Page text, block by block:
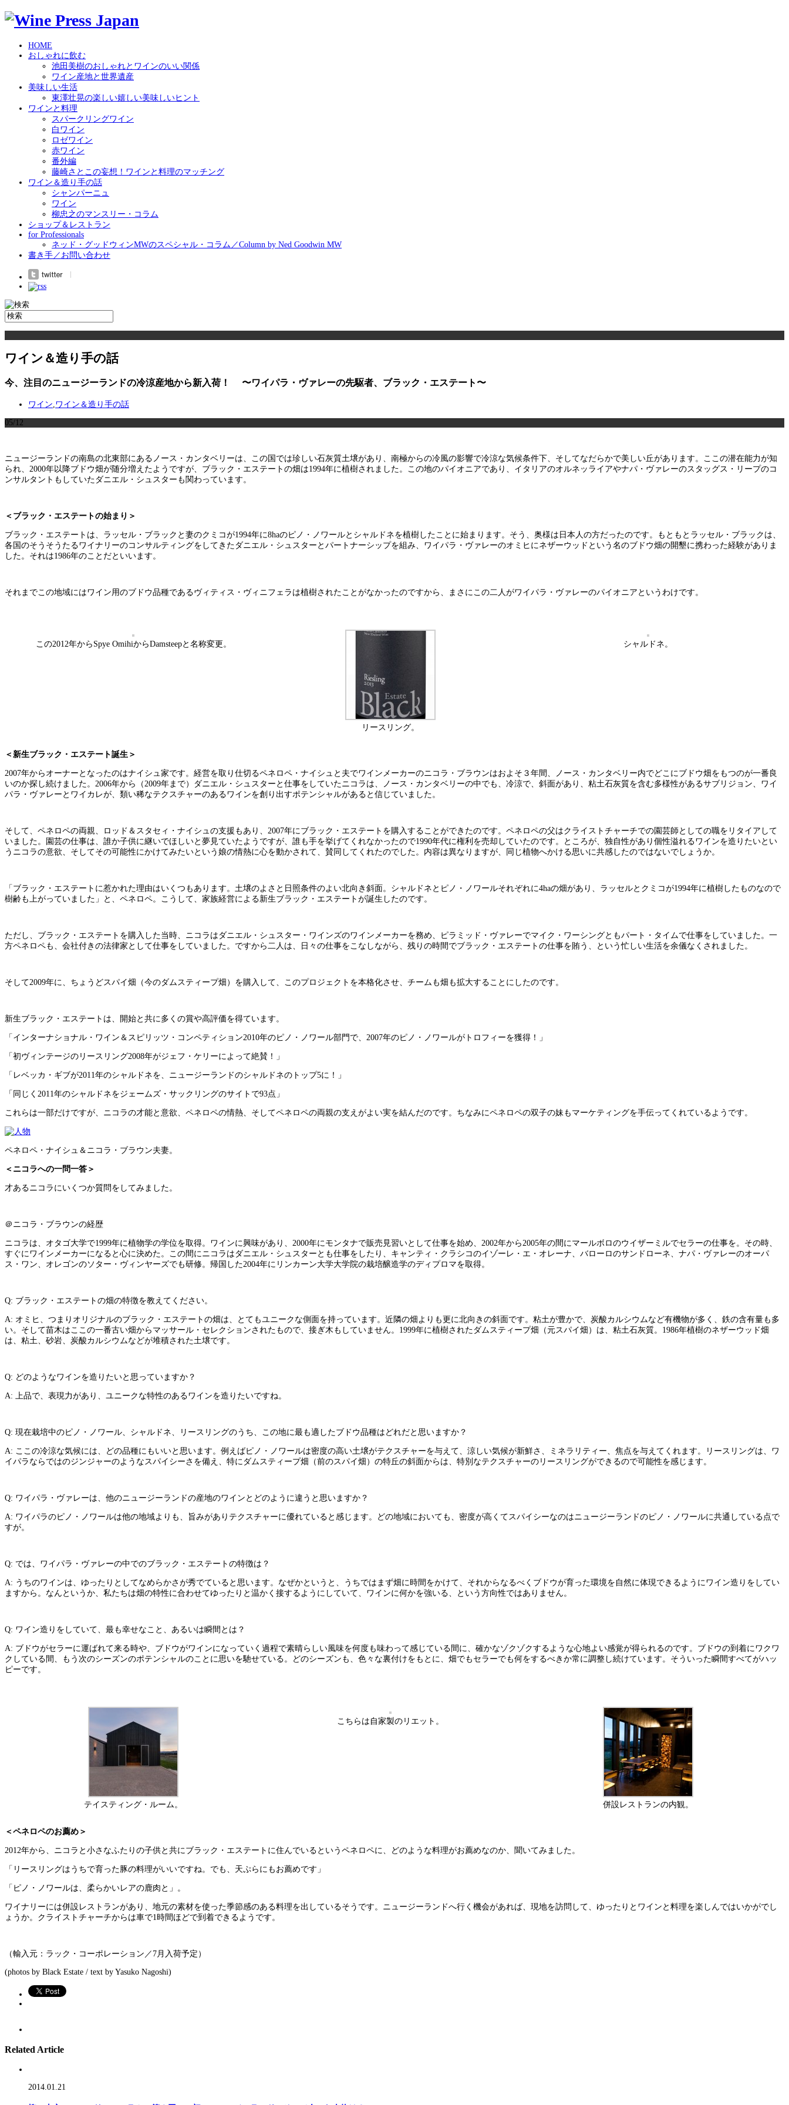
HOME
おしゃれに飲む
池田美樹のおしゃれとワインのいい関係
ワイン産地と世界遺産
美味しい生活
東澤壮晃の楽しい嬉しい美味しいヒント
ワインと料理
スパークリングワイン
白ワイン
ロゼワイン
赤ワイン
番外編
藤崎さとこの妄想！ワインと料理のマッチング
ワイン＆造り手の話
シャンパーニュ
ワイン
柳忠之のマンスリー・コラム
ショップ＆レストラン
for Professionals
ネッド・グッドウィンMWのスペシャル・コラム／Column by Ned Goodwin MW
書き手／お問い合わせ
ワイン＆造り手の話
今、注目のニュージーランドの冷涼産地から新入荷！ 〜ワイパラ・ヴァレーの先駆者、ブラック・エステート〜
ワイン ワイン＆造り手の話
05/12
ニュージーランドの南島の北東部にあるノース・カンタベリーは、この国では珍しい石灰質土壌があり、南極からの冷風の影響で冷涼な気候条件下、そしてなだらかで美しい丘があります。ここの潜在能力が知
られ、2000年以降ブドウ畑が随分増えたようですが、ブラック・エステートの畑は1994年に植樹されました。この地のパイオニアであり、イタリアのオルネッライアやナパ・ヴァレーのスタッグス・リープのコ
ンサルタントもしていたダニエル・シュスターも関わっています。
＜ブラック・エステートの始まり＞
ブラック・エステートは、ラッセル・ブラックと妻のクミコが1994年に8haのピノ・ノワールとシャルドネを植樹したことに始まります。そう、奥様は日本人の方だったのです。もともとラッセル・ブラックは、
各国のそうそうたるワイナリーのコンサルティングをしてきたダニエル・シュスターとパートナーシップを組み、ワイパラ・ヴァレーのオミヒにネザーウッドという名のブドウ畑の開墾に携わった経験がありま
した。それは1986年のことだといいます。
それまでこの地域にはワイン用のブドウ品種であるヴィティス・ヴィニフェラは植樹されたことがなかったのですから、まさにこの二人がワイパラ・ヴァレーのパイオニアというわけです。
この2012年からSpye OmihiからDamsteepと名称変更。
リースリング。
シャルドネ。
＜新生ブラック・エステート誕生＞
2007年からオーナーとなったのはナイシュ家です。経営を取り仕切るペネロペ・ナイシュと夫でワインメーカーのニコラ・ブラウンはおよそ３年間、ノース・カンタベリー内でどこにブドウ畑をもつのが一番良
いのか探し続けました。2006年から（2009年まで）ダニエル・シュスターと仕事をしていたニコラは、ノース・カンタベリーの中でも、冷涼で、斜面があり、粘土石灰質を含む多様性があるサブリジョン、ワイ
パラ・ヴァレーとワイカレが、類い稀なテクスチャーのあるワインを創り出すポテンシャルがあると信じていました。
そして、ペネロペの両親、ロッド＆スタセィ・ナイシュの支援もあり、2007年にブラック・エステートを購入することができたのです。ペネロペの父はクライストチャーチでの園芸師としての職をリタイアして
いました。園芸の仕事は、誰か子供に継いでほしいと夢見ていたようですが、誰も手を挙げてくれなかったので1990年代に権利を売却していたのです。ところが、独自性があり個性溢れるワインを造りたいとい
うニコラの意欲、そしてその可能性にかけてみたいという娘の情熱に心を動かされて、賛同してくれたのでした。内容は異なりますが、同じ植物へかける思いに共感したのではないでしょうか。
「ブラック・エステートに惹かれた理由はいくつもあります。土壌のよさと日照条件のよい北向き斜面。シャルドネとピノ・ノワールそれぞれに4haの畑があり、ラッセルとクミコが1994年に植樹したものなので
樹齢も上がっていました」と、ペネロペ。こうして、家族経営による新生ブラック・エステートが誕生したのです。
ただし、ブラック・エステートを購入した当時、ニコラはダニエル・シュスター・ワインズのワインメーカーを務め、ピラミッド・ヴァレーでマイク・ワーシングともパート・タイムで仕事をしていました。一
方ペネロペも、会社付きの法律家として仕事をしていました。ですから二人は、日々の仕事をこなしながら、残りの時間でブラック・エステートの仕事を賄う、という忙しい生活を余儀なくされました。
そして2009年に、ちょうどスパイ畑（今のダムスティープ畑）を購入して、このプロジェクトを本格化させ、チームも畑も拡大することにしたのです。
新生ブラック・エステートは、開始と共に多くの賞や高評価を得ています。
「インターナショナル・ワイン＆スピリッツ・コンペティション2010年のピノ・ノワール部門で、2007年のピノ・ノワールがトロフィーを獲得！」
「初ヴィンテージのリースリング2008年がジェフ・ケリーによって絶賛！」
「レベッカ・ギブが2011年のシャルドネを、ニュージーランドのシャルドネのトップ5に！」
「同じく2011年のシャルドネをジェームズ・サックリングのサイトで93点」
これらは一部だけですが、ニコラの才能と意欲、ペネロペの情熱、そしてペネロペの両親の支えがよい実を結んだのです。ちなみにペネロペの双子の妹もマーケティングを手伝ってくれているようです。
ペネロペ・ナイシュ＆ニコラ・ブラウン夫妻。
＜ニコラへの一問一答＞
才あるニコラにいくつか質問をしてみました。
＠ニコラ・ブラウンの経歴
ニコラは、オタゴ大学で1999年に植物学の学位を取得。ワインに興味があり、2000年にモンタナで販売見習いとして仕事を始め、2002年から2005年の間にマールボロのウイザーミルでセラーの仕事を。その時、
すぐにワインメーカーになると心に決めた。この間にニコラはダニエル・シュスターとも仕事をしたり、キャンティ・クラシコのイゾーレ・エ・オレーナ、バローロのサンドローネ、ナパ・ヴァレーのオーパ
ス・ワン、オレゴンのソター・ヴィンヤーズでも研修。帰国した2004年にリンカーン大学大学院の栽培醸造学のディプロマを取得。
Q: ブラック・エステートの畑の特徴を教えてください。
A: オミヒ、つまりオリジナルのブラック・エステートの畑は、とてもユニークな側面を持っています。近隣の畑よりも更に北向きの斜面です。粘土が豊かで、炭酸カルシウムなど有機物が多く、鉄の含有量も多
い。そして苗木はここの一番古い畑からマッサール・セレクションされたもので、接ぎ木もしていません。1999年に植樹されたダムスティープ畑（元スパイ畑）は、粘土石灰質。1986年植樹のネザーウッド畑
は、粘土、砂岩、炭酸カルシウムなどが堆積された土壌です。
Q: どのようなワインを造りたいと思っていますか？
A: 上品で、表現力があり、ユニークな特性のあるワインを造りたいですね。
Q: 現在栽培中のピノ・ノワール、シャルドネ、リースリングのうち、この地に最も適したブドウ品種はどれだと思いますか？
A: ここの冷涼な気候には、どの品種にもいいと思います。例えばピノ・ノワールは密度の高い土壌がテクスチャーを与えて、涼しい気候が新鮮さ、ミネラリティー、焦点を与えてくれます。リースリングは、ワ
イパラならではのジンジャーのようなスパイシーさを備え、特にダムスティープ畑（前のスパイ畑）の特丘の斜面からは、特別なテクスチャーのリースリングができるので可能性を感じます。
Q: ワイパラ・ヴァレーは、他のニュージーランドの産地のワインとどのように違うと思いますか？
A: ワイパラのピノ・ノワールは他の地域よりも、旨みがありテクスチャーに優れていると感じます。どの地域においても、密度が高くてスパイシーなのはニュージーランドのピノ・ノワールに共通している点で
すが。
Q: では、ワイパラ・ヴァレーの中でのブラック・エステートの特徴は？
A: うちのワインは、ゆったりとしてなめらかさが秀でていると思います。なぜかというと、うちではまず畑に時間をかけて、それからなるべくブドウが育った環境を自然に体現できるようにワイン造りをしてい
ますから。なんというか、私たちは畑の特性に合わせてゆったりと温かく接するようにしていて、ワインに何かを強いる、という方向性ではありません。
Q: ワイン造りをしていて、最も幸せなこと、あるいは瞬間とは？
A: ブドウがセラーに運ばれて来る時や、ブドウがワインになっていく過程で素晴らしい風味を何度も味わって感じている間に、確かなゾクゾクするような心地よい感覚が得られるのです。ブドウの到着にワクワ
クしている間、もう次のシーズンのポテンシャルのことに思いを馳せている。どのシーズンも、色々な裏付けをもとに、畑でもセラーでも何をするべきか常に調整し続けています。そういった瞬間すべてがハッ
ピーです。
テイスティング・ルーム。
こちらは自家製のリエット。
併設レストランの内観。
＜ペネロペのお薦め＞
2012年から、ニコラと小さなふたりの子供と共にブラック・エステートに住んでいるというペネロペに、どのような料理がお薦めなのか、聞いてみました。
「リースリングはうちで育った豚の料理がいいですね。でも、天ぷらにもお薦めです」
「ピノ・ノワールは、柔らかいレアの鹿肉と」。
ワイナリーには併設レストランがあり、地元の素材を使った季節感のある料理を出しているそうです。ニュージーランドへ行く機会があれば、現地を訪問して、ゆったりとワインと料理を楽しんではいかがでし
ょうか。クライストチャーチからは車で1時間ほどで到着できるようです。
（輸入元：ラック・コーポレーション／7月入荷予定）
(photos by Black Estate / text by Yasuko Nagoshi)
Related Article
2014.01.21